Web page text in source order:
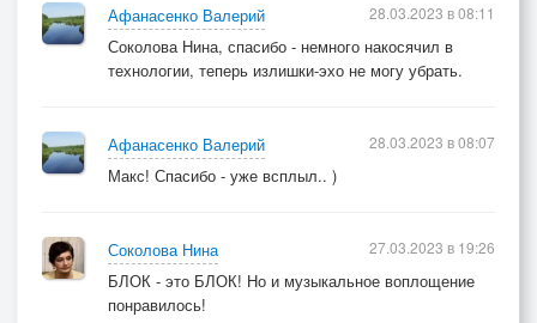
Афанасенко Валерий
Соколова Нина, спасибо - немного накосячил в
технологии, теперь излишки-эхо не могу убрать.
28.03.2023 в 08:11
Афанасенко Валерий
Макс! Спасибо - уже всплыл.. )
28.03.2023 в 08:07
Соколова Нина
БЛОК - это БЛОК! Но и музыкальное воплощение
понравилось!
27.03.2023 в 19:26